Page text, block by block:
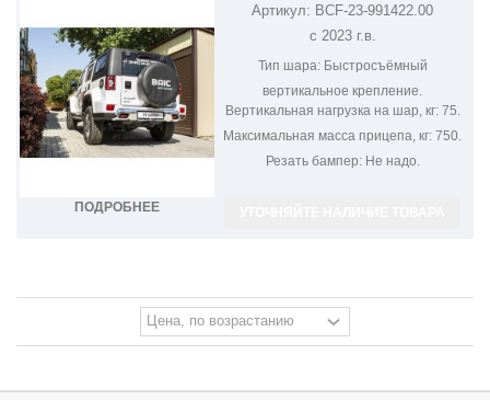
ПОДРОБНЕЕ
ФАРКОП НА BAIC BJ40 BCF-23-
991422.00
Артикул: BCF-23-991422.00
с 2023 г.в.
Тип шара:Быстросъёмный
вертикальное крепление.
Вертикальная нагрузка на шар, кг:75.
Максимальная масса прицепа, кг: 750.
Резать бампер:Не надо.